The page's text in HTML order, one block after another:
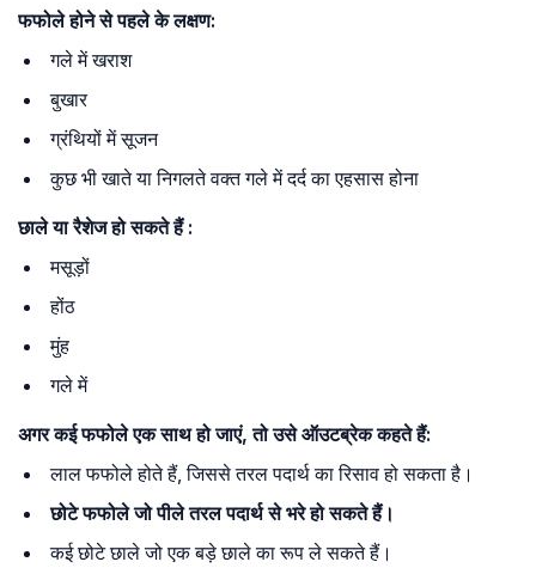
फफोले होने से पहले के लक्षण:
गले में खराश
बुखार
ग्रंथियों में सूजन
कुछ भी खाते या निगलते वक्त गले में दर्द का एहसास होना
छाले या रैशेज हो सकते हैं:
मसूड़ों
होंठ
मुंह
गले में
अगर कई फफोले एक साथ हो जाएं,तो उसे ऑउटब्रेक कहते हैं:
लाल फफोले होते हैं, जिससे तरल पदार्थ का रिसाव हो सकता है।
छोटे फफोले जो पीले तरल पदार्थ से भरे हो सकते हैं।
कई छोटे छाले जो एक बड़े छाले का रूप ले सकते हैं।